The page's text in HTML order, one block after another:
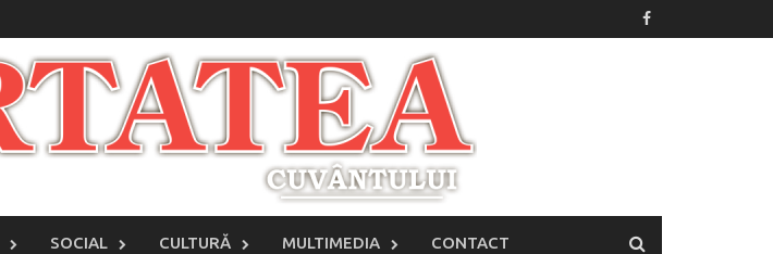
SOCIAL CULTURĂ MULTIMEDIA CONTACT